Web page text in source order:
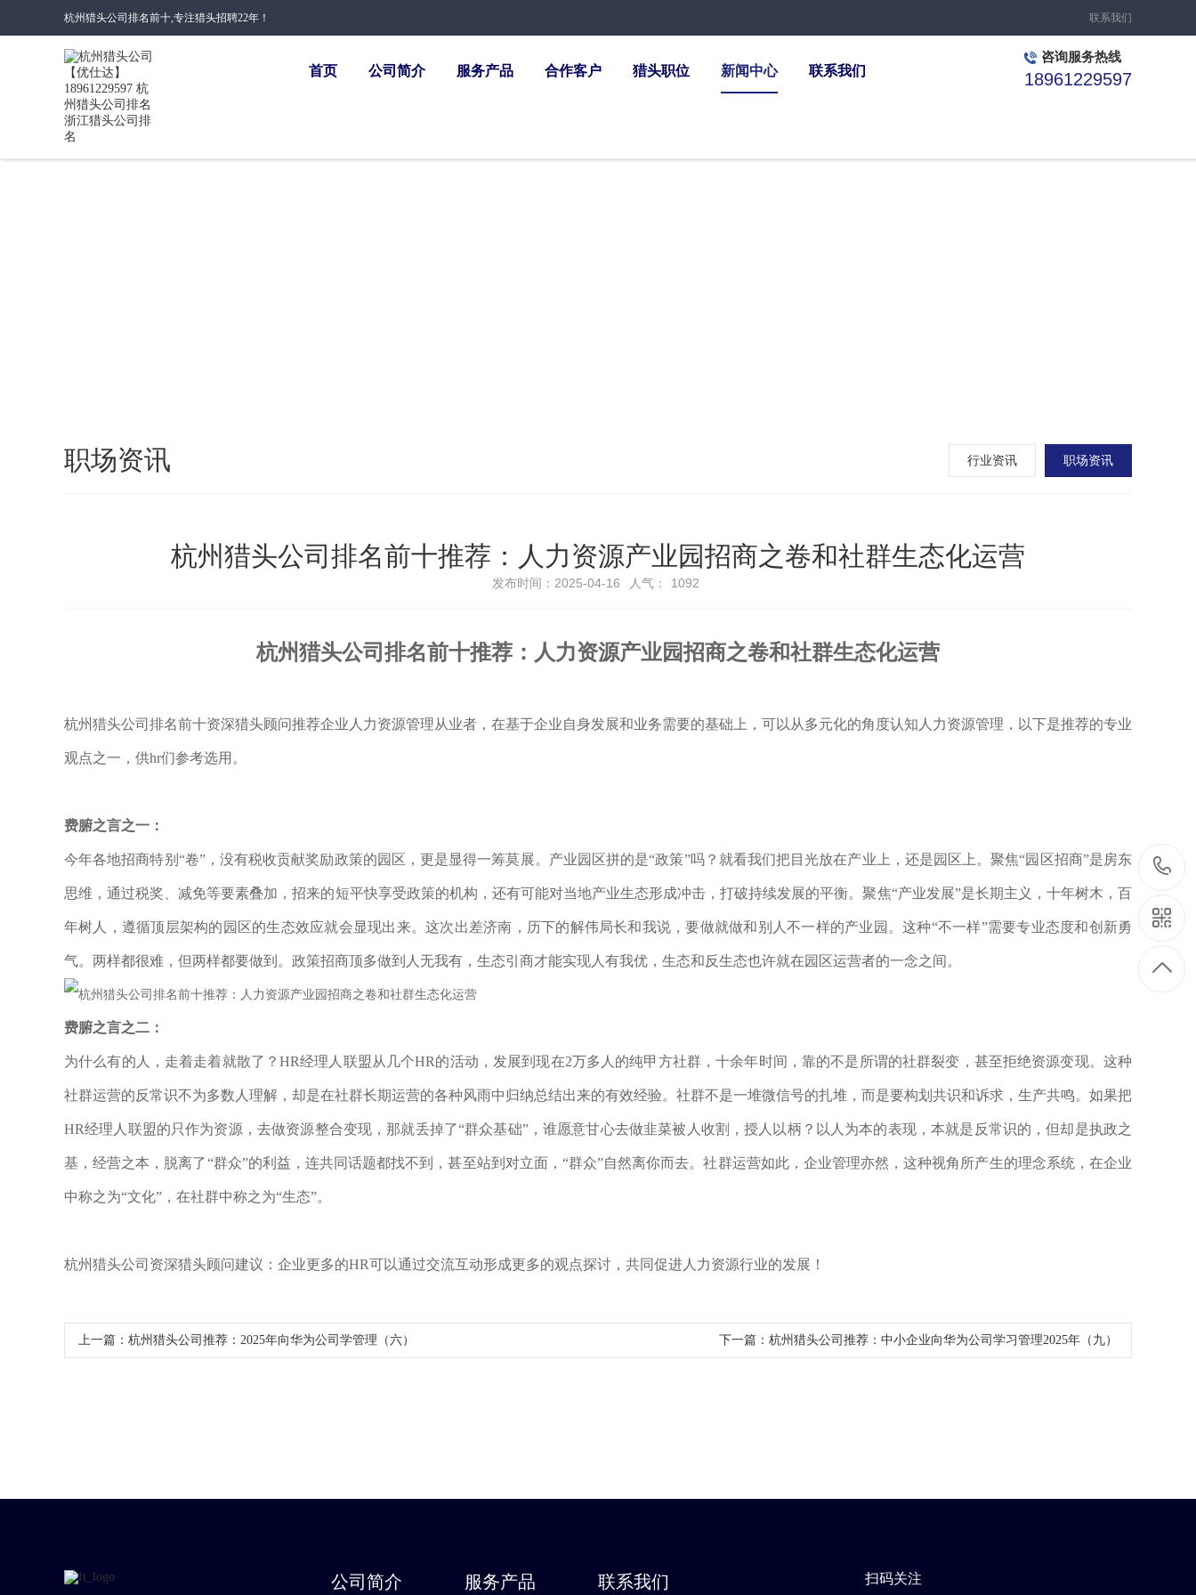
杭州猎头公司排名前十,专注猎头招聘22年！ 联系我们
首页 公司简介 服务产品 合作客户 猎头职位 新闻中心 联系我们
咨询服务热线
18961229597
职场资讯 行业资讯 职场资讯
杭州猎头公司排名前十推荐：人力资源产业园招商之卷和社群生态化运营
发布时间：2025-04-16 人气： 1092
杭州猎头公司排名前十推荐：人力资源产业园招商之卷和社群生态化运营
杭州猎头公司排名前十资深猎头顾问推荐企业人力资源管理从业者，在基于企业自身发展和业务需要的基础上，可以从多元化的角度认知人力资源管理，以下是推荐的专业
观点之一，供hr们参考选用。
费腑之言之一 ：
今年各地招商特别 “卷”，没有税收贡献奖励政策的园区，更是显得一筹莫展。产业园区拼的是“政策”吗？就看我们把目光放在产业上，还是园区上。聚焦“园区招商”是房东
思维，通过税奖、减免等要素叠加，招来的短平快享受政策的机构，还有可能对当地产业生态形成冲击，打破持续发展的平衡。聚焦“产业发展”是长期主义，十年树木，百
年树人，遵循顶层架构的园区的生态效应就会显现出来。这次出差济南，历下的解伟局长和我说，要做就做和别人不一样的产业园。这种“不一样”需要专业态度和创新勇
气。两样都很难，但两样都要做到。政策招商顶多做到人无我有，生态引商才能实现人有我优，生态和反生态也许就在园区运营者的一念之间。
费腑之言之二 ：
为什么有的人，走着走着就散了？HR经理人联盟从几个HR的活动，发展到现在2万多人的纯甲方社群，十余年时间，靠的不是所谓的社群裂变，甚至拒绝资源变现。这种
社群运营的反常识不为多数人理解，却是在社群长期运营的各种风雨中归纳总结出来的有效经验。社群不是一堆微信号的扎堆，而是要构划共识和诉求，生产共鸣。如果把
HR经理人联盟的只作为资源，去做资源整合变现，那就丢掉了“群众基础”，谁愿意甘心去做韭菜被人收割，授人以柄？以人为本的表现，本就是反常识的，但却是执政之
基，经营之本，脱离了“群众”的利益，连共同话题都找不到，甚至站到对立面，“群众”自然离你而去。社群运营如此，企业管理亦然，这种视角所产生的理念系统，在企业
中称之为“文化”，在社群中称之为“生态”。
杭州猎头公司资深猎头顾问建议：企业更多的HR可以通过交流互动形成更多的观点探讨，共同促进人力资源行业的发展！
上一篇： 杭州猎头公司推荐：2025年向华为公司学管理（六） 下一篇： 杭州猎头公司推荐：中小企业向华为公司学习管理2025年（九）
公司简介 服务产品 联系我们 扫码关注